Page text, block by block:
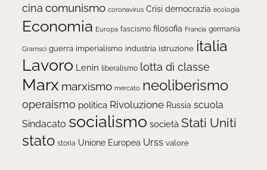
cina comunismo coronavirus Crisi democrazia ecologia
Economia Europa fascismo filosofia Francia germania
Gramsci guerra imperialismo industria istruzione italia
Lavoro Lenin liberalismo lotta di classe
Marx marxismo mercato neoliberismo
operaismo politica Rivoluzione Russia scuola
Sindacato socialismo società Stati Uniti
stato storia Unione Europea Urss valore